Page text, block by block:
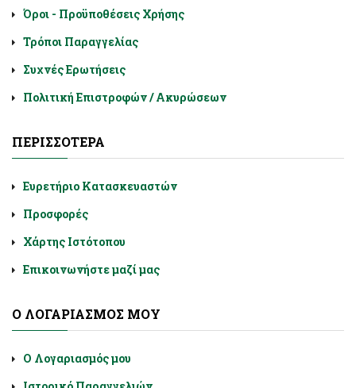
Όροι - Προϋποθέσεις Χρήσης
Τρόποι Παραγγελίας
Συχνές Ερωτήσεις
Πολιτική Επιστροφών / Ακυρώσεων
ΠΕΡΙΣΣΌΤΕΡΑ
Ευρετήριο Κατασκευαστών
Προσφορές
Χάρτης Ιστότοπου
Επικοινωνήστε μαζί μας
Ο ΛΟΓΑΡΙΑΣΜΌΣ ΜΟΥ
Ο Λογαριασμός μου